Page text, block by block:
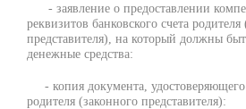
- заявление о предоставлении
реквизитов банковского счета родителя
представителя), на который должны
денежные средства:
- копия документа, удостоверяющего
родителя (законного представителя):